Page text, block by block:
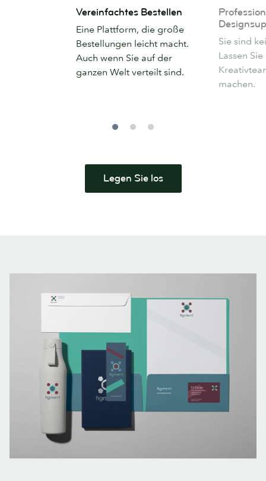
Bestellen
Vereinfachtes Bestellen
Eine Plattform, die große
Bestellungen leicht macht.
Auch wenn Sie auf der
ganzen Welt verteilt sind.
Sie sind
Lassen
machen.
Legen Sie los